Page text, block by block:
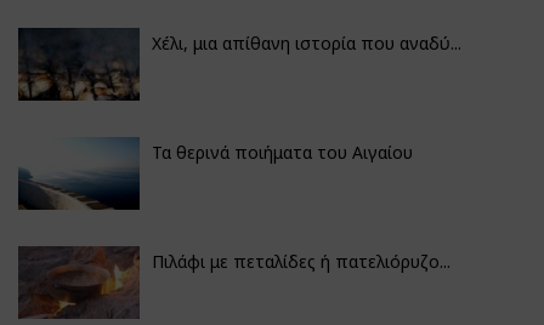
Χέλι, μια απίθανη ιστορία που αναδύ...
Τα θερινά ποιήματα του Αιγαίου
Πιλάφι με πεταλίδες ή πατελιόρυζο...